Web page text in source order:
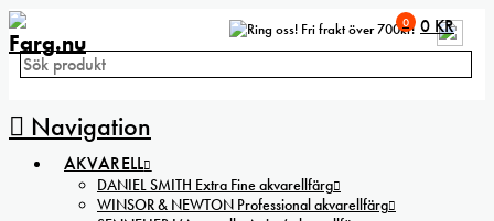
Fri frakt över 700kr!
Navigation
0 0 KR
AKVARELL
DANIEL SMITH Extra Fine akvarellfärg
WINSOR & NEWTON Professional akvarellfärg